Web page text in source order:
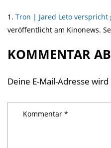
Tron | Jared Leto
veröffentlicht am Kinonews.
KOMMENTAR
Deine E-Mail-Adresse